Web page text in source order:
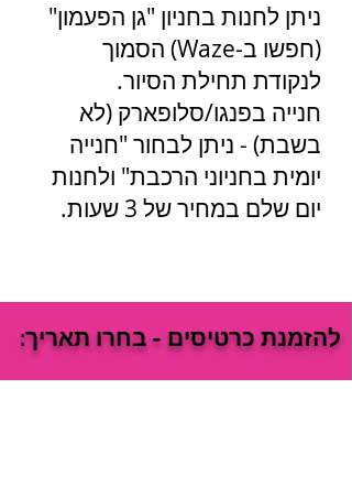
ניתן לחנות בחניון "גן הפעמון"
(חפשו ב-Waze) הסמוך
לנקודת תחילת הסיור.
חנייה בפנגו/סלופארק (לא
בשבת) - ניתן לבחור "חנייה
יומית בחניוני הרכבת" ולחנות
יום שלם במחיר של 3 שעות.
להזמנת כרטיסים - בחרו תאריך: